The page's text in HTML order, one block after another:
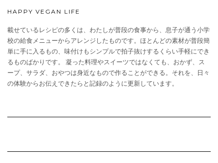
HAPPY VEGAN LIFE
載せているレシピの多くは、わたしが普段の食事から、息子が通う小学
校の給食メニューからアレンジしたものです。ほとんどの素材が普段簡
単に手に入るもの、味付けもシンプルで拍子抜けするくらい手軽にでき
るものばかりです。 凝った料理やスイーツではなくても、おかず、ス
ープ、サラダ、おやつは身近なもので作ることができる。それを、日々
の体験からお伝えできたらと記録のように更新しています。